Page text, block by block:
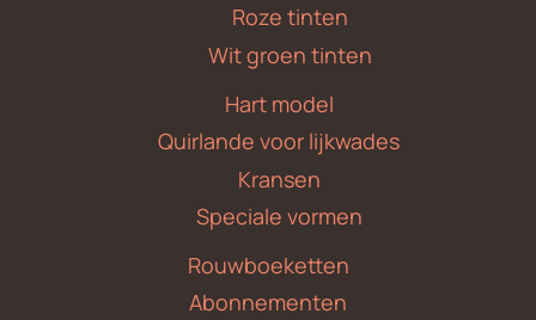
Roze tinten
Wit groen tinten
Hart model
Quirlande voor lijkwades
Kransen
Speciale vormen
Rouwboeketten
Abonnementen